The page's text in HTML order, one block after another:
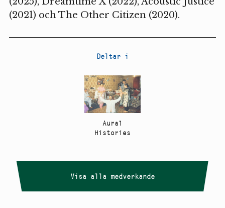
(2021) och The Other Citizen (2020).
Deltar i
Aural
Histories
Visa alla medverkande